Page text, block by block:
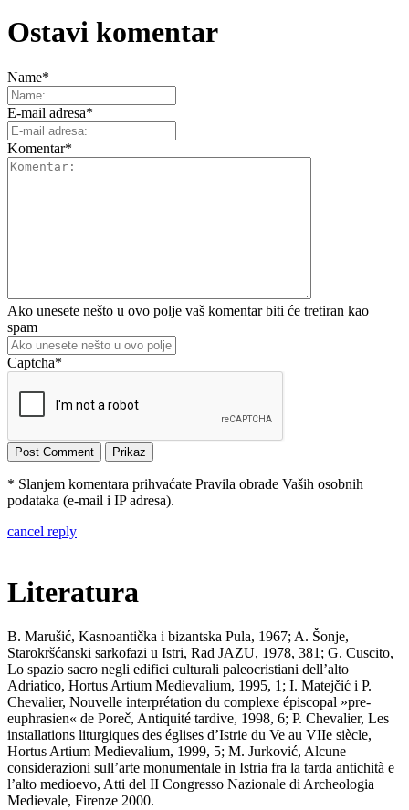
Ostavi komentar
Name*
E-mail adresa*
Komentar*
Ako unesete nešto u ovo polje vaš komentar biti će tretiran kao
spam
Captcha*
* Slanjem komentara prihvaćate Pravila obrade Vaših osobnih
podataka (e-mail i IP adresa).
cancel reply
Literatura
B. Marušić, Kasnoantička i bizantska Pula, 1967; A. Šonje,
Starokršćanski sarkofazi u Istri, Rad JAZU, 1978, 381; G. Cuscito,
Lo spazio sacro negli edifici culturali paleocristiani dell’alto
Adriatico, Hortus Artium Medievalium, 1995, 1; I. Matejčić i P.
Chevalier, Nouvelle interprétation du complexe épiscopal »pre-
euphrasien« de Poreč, Antiquité tardive, 1998, 6; P. Chevalier, Les
installations liturgiques des églises d’Istrie du Ve au VIIe siècle,
Hortus Artium Medievalium, 1999, 5; M. Jurković, Alcune
considerazioni sull’arte monumentale in Istria fra la tarda antichità e
l’alto medioevo, Atti del II Congresso Nazionale di Archeologia
Medievale, Firenze 2000.